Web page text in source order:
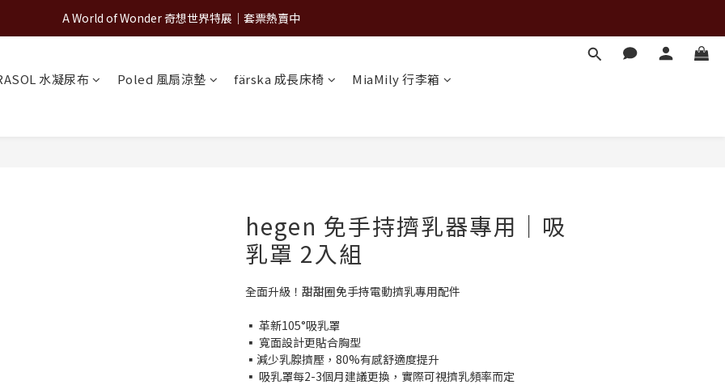
A World of Wonder 奇想世界特展｜套票熱賣中
A World of Wonder 奇想世界特展｜套票熱賣中
A World of Wonder 奇想世界特展｜套票熱賣中
水凝尿布 Poled 風扇涼墊 färska 成長床椅
MiaMily 行李箱
hegen 免手持擠乳器專用｜吸
乳罩 2入組
全面升級！甜甜圈免手持電動擠乳專用配件
▪ 革新105°吸乳罩
▪ 寬面設計更貼合胸型
▪減少乳腺擠壓，80%有感舒適度提升
▪ 吸乳罩每2-3個月建議更換，實際可視擠乳頻率而定